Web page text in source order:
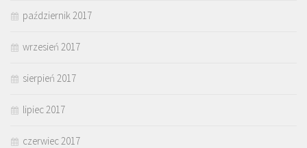
październik 2017
wrzesień 2017
sierpień 2017
lipiec 2017
czerwiec 2017